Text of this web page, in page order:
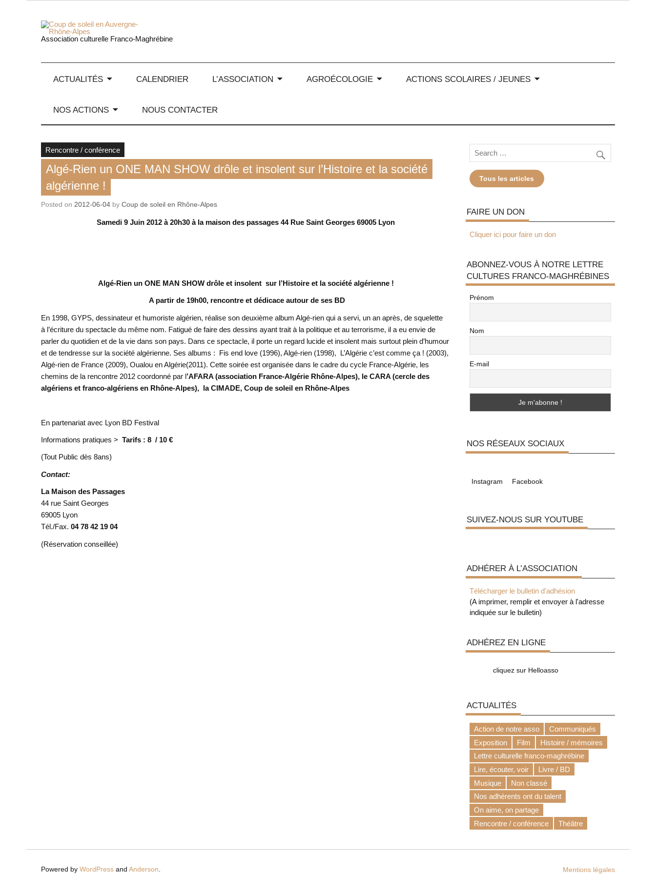
Coup de soleil en Auvergne-Rhône-Alpes
Association culturelle Franco-Maghrébine
ACTUALITÉS CALENDRIER L’ASSOCIATION AGROÉCOLOGIE ACTIONS SCOLAIRES / JEUNES
NOS ACTIONS NOUS CONTACTER
Rencontre / conférence
Algé-Rien un ONE MAN SHOW drôle et insolent sur l’Histoire et la société
algérienne !
Posted on2012-06-04 byCoup de soleil en Rhône-Alpes
Samedi 9 Juin 2012 à 20h30 à la maison des passages 44 Rue Saint Georges 69005 Lyon
Algé-Rien un ONE MAN SHOW drôle et insolent sur l’Histoire et la société algérienne !
A partir de 19h00, rencontre et dédicace autour de ses BD
En 1998, GYPS, dessinateur et humoriste algérien, réalise son deuxième album Algé-rien qui a servi, un an après, de squelette
à l’écriture du spectacle du même nom. Fatigué de faire des dessins ayant trait à la politique et au terrorisme, il a eu envie de
parler du quotidien et de la vie dans son pays. Dans ce spectacle, il porte un regard lucide et insolent mais surtout plein d’humour
et de tendresse sur la société algérienne. Ses albums : Fis end love (1996), Algé-rien (1998), L’Algérie c’est comme ça ! (2003),
Algé-rien de France (2009), Oualou en Algérie(2011). Cette soirée est organisée dans le cadre du cycle France-Algérie, les
chemins de la rencontre 2012 coordonné par l’AFARA (association France-Algérie Rhône-Alpes), le CARA (cercle des
algériens et franco-algériens en Rhône-Alpes), la CIMADE, Coup de soleil en Rhône-Alpes
En partenariat avec Lyon BD Festival
Informations pratiques >Tarifs : 8 / 10 €
(Tout Public dès 8ans)
Contact:
La Maison des Passages
44 rue Saint Georges
69005 Lyon
Tél./Fax.04 78 42 19 04
(Réservation conseillée)
Tous les articles
FAIRE UN DON
Cliquer ici pour faire un don
ABONNEZ-VOUS À NOTRE LETTRE
CULTURES FRANCO-MAGHRÉBINES
Prénom
Nom
E-mail
NOS RÉSEAUX SOCIAUX
Instagram Facebook
SUIVEZ-NOUS SUR YOUTUBE
ADHÉRER À L’ASSOCIATION
Télécharger le bulletin d'adhésion
(A imprimer, remplir et envoyer à l'adresse
indiquée sur le bulletin)
ADHÉREZ EN LIGNE
cliquez sur Helloasso
ACTUALITÉS
Action de notre asso
Communiqués
Exposition
Film
Histoire / mémoires
Lettre culturelle franco-maghrébine
Lire, écouter, voir
Livre / BD
Musique
Non classé
Nos adhérents ont du talent
On aime, on partage
Rencontre / conférence
Théâtre
Mentions légales
Powered byWordPress andAnderson.